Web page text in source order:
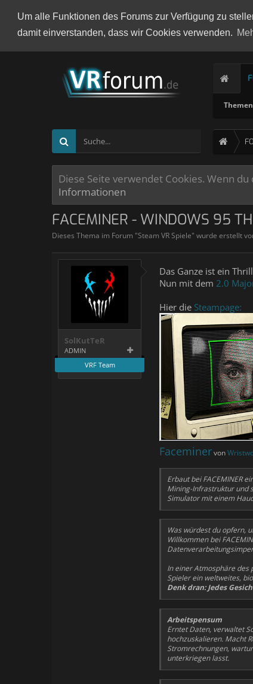
Um alle Funktionen des Forums zur Verfügung zu
damit einverstanden, dass wir Cookies verwenden.
Diese Seite verwendet Cookies. Wenn
Informationen
FACEMINER - WINDOWS 95
Dieses Thema im Forum "Steam VR Spiele" wurde erstellt
SolKutTeR
ADMIN
VRF Team
Das Ganze ist ein
Nun mit dem 2.0
Hier die Steampage:
Faceminervon
Erbaut bei FACEMINER
Mining-Infrastruktur und
Simulator mit einem
Was würdest du opfern,
Willkommen bei
In einer Atmosphäre des
Spieler ein weltweites,
Denk dran: Jedes
Arbeitspensum
Erntet Daten, verwaltet
hochzuskalieren. Macht
Stromrechnungen,
unterkriegen lasst.